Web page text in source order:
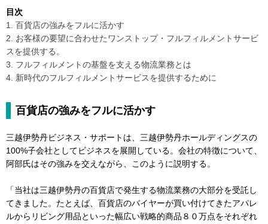
目次
1. 百貨店の強みをフルに活かす
2. お客様の要望に合わせたワンストップ・フルフィルメントサービ
スを提供する。
3. フルフィルメントの基盤を支える物流業務とは
4. 新時代のフルフィルメントサービスを提供するために
百貨店の強みをフルに活かす
三越伊勢丹ビジネス・サポートは、三越伊勢丹ホールディングスの
100%子会社としてビジネスを展開している。会社の特徴について、
阿部氏はその強みを交えながら、このように説明する。
「当社は三越伊勢丹の百貨店で発生する物流業務の大部分を受託し
てきました。たとえば、百貨店のバイヤーが買い付けてきたアパレ
ルからリビング用品といった幅広い戦略的商品８０万点をそれぞれ